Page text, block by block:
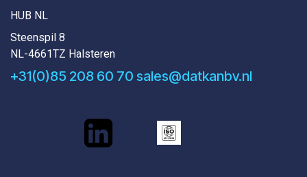
HUB NL
Steenspil 8
NL-4661TZ Halsteren
+31(0)85 208 60 70 sales@datkanbv.nl